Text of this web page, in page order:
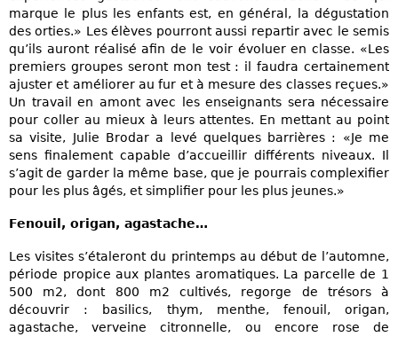
marque le plus les enfants est, en général, la dégustation
des orties.» Les élèves pourront aussi repartir avec le semis
qu’ils auront réalisé afin de le voir évoluer en classe. «Les
premiers groupes seront mon test : il faudra certainement
ajuster et améliorer au fur et à mesure des classes reçues.»
Un travail en amont avec les enseignants sera nécessaire
pour coller au mieux à leurs attentes. En mettant au point
sa visite, Julie Brodar a levé quelques barrières : «Je me
sens finalement capable d’accueillir différents niveaux. Il
s’agit de garder la même base, que je pourrais complexifier
pour les plus âgés, et simplifier pour les plus jeunes.»
Fenouil, origan, agastache…
Les visites s’étaleront du printemps au début de l’automne,
période propice aux plantes aromatiques. La parcelle de 1
500 m2, dont 800 m2 cultivés, regorge de trésors à
découvrir : basilics, thym, menthe, fenouil, origan,
agastache, verveine citronnelle, ou encore rose de